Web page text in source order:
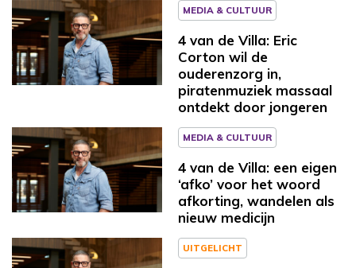
MEDIA & CULTUUR
4 van de Villa: Eric
Corton wil de
ouderenzorg in,
piratenmuziek massaal
ontdekt door jongeren
MEDIA & CULTUUR
4 van de Villa: een eigen
‘afko’ voor het woord
afkorting, wandelen als
nieuw medicijn
UITGELICHT